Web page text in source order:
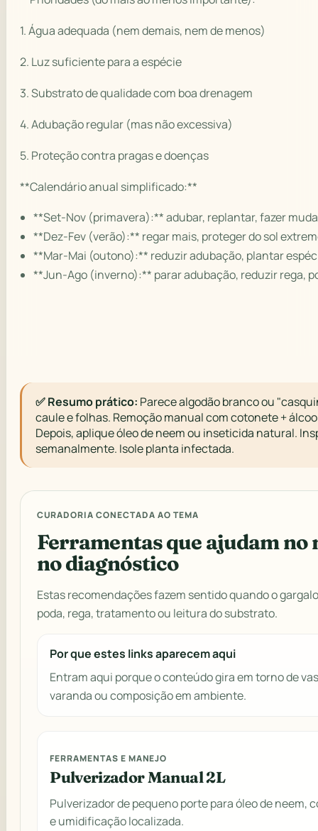
1. Água adequada (nem demais, nem de menos)
2. Luz suficiente para a espécie
3. Substrato de qualidade com boa drenagem
4. Adubação regular (mas não excessiva)
5. Proteção contra pragas e doenças
**Calendário anual simplificado:**
**Set-Nov (primavera):** adubar, replantar, fazer
**Dez-Fev (verão):** regar mais, proteger do sol
**Mar-Mai (outono):** reduzir adubação, plantar
**Jun-Ago (inverno):** parar adubação, reduzir rega,
✅ Resumo prático: Parece algodão branco ou
caule e folhas. Remoção manual com cotonete +
Depois, aplique óleo de neem ou inseticida natural.
semanalmente. Isole planta infectada.
CURADORIA CONECTADA AO TEMA
Ferramentas que ajudam no
no diagnóstico
Estas recomendações fazem sentido quando o
poda, rega, tratamento ou leitura do substrato.
Por que estes links aparecem aqui
Entram aqui porque o conteúdo gira em torno de
varanda ou composição em ambiente.
FERRAMENTAS E MANEJO
Pulverizador Manual 2L
Pulverizador de pequeno porte para óleo de neem,
e umidificação localizada.